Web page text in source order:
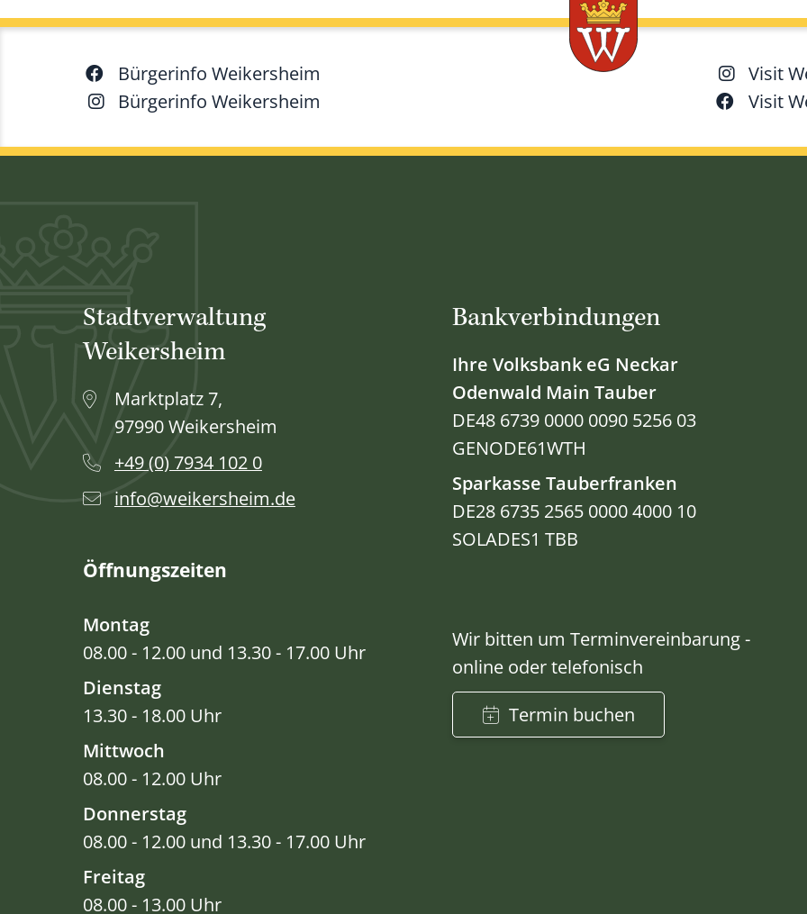
Bürgerinfo Weikersheim
Bürgerinfo Weikersheim
Visit
Visit
Stadtverwaltung
Weikersheim
Marktplatz 7,
97990 Weikersheim
+49 (0) 7934 102 0
info@weikersheim.de
Öffnungszeiten
Montag
08.00 - 12.00 und 13.30 - 17.00 Uhr
Dienstag
13.30 - 18.00 Uhr
Mittwoch
08.00 - 12.00 Uhr
Donnerstag
08.00 - 12.00 und 13.30 - 17.00 Uhr
Freitag
08.00 - 13.00 Uhr
Bankverbindungen
Ihre Volksbank eG Neckar
Odenwald Main Tauber
DE48 6739 0000 0090 5256 03
GENODE61WTH
Sparkasse Tauberfranken
DE28 6735 2565 0000 4000 10
SOLADES1 TBB
Wir bitten um Terminvereinbarung -
online oder telefonisch
Termin buchen